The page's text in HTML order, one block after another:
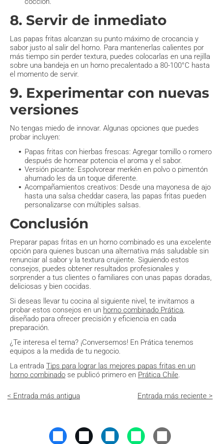
8. Servir de inmediato
Las papas fritas alcanzan su punto máximo de crocancia y
sabor justo al salir del horno. Para mantenerlas calientes por
más tiempo sin perder textura, puedes colocarlas en una rejilla
sobre una bandeja en un horno precalentado a 80-100°C hasta
el momento de servir.
9. Experimentar con nuevas
versiones
No tengas miedo de innovar. Algunas opciones que puedes
probar incluyen:
Papas fritas con hierbas frescas: Agregar tomillo o romero
después de hornear potencia el aroma y el sabor.
Versión picante: Espolvorear merkén en polvo o pimentón
ahumado les da un toque diferente.
Acompañamientos creativos: Desde una mayonesa de ajo
hasta una salsa cheddar casera, las papas fritas pueden
personalizarse con múltiples salsas.
Conclusión
Preparar papas fritas en un horno combinado es una excelente
opción para quienes buscan una alternativa más saludable sin
renunciar al sabor y la textura crujiente. Siguiendo estos
consejos, puedes obtener resultados profesionales y
sorprender a tus clientes o familiares con unas papas doradas,
deliciosas y bien cocidas.
Si deseas llevar tu cocina al siguiente nivel, te invitamos a
probar estos consejos en un horno combinado Prática,
diseñado para ofrecer precisión y eficiencia en cada
preparación.
¿Te interesa el tema? ¡Conversemos! En Prática tenemos
equipos a la medida de tu negocio.
La entrada Tips para lograr las mejores papas fritas en un
horno combinado se publicó primero en Prática Chile.
< Entrada más antigua Entrada más reciente >